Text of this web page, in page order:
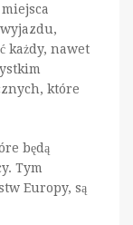
każdy, nawet
które
będą
Tym
Europy, są